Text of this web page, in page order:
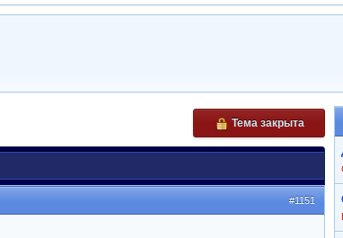
Тема закрыта
#1151